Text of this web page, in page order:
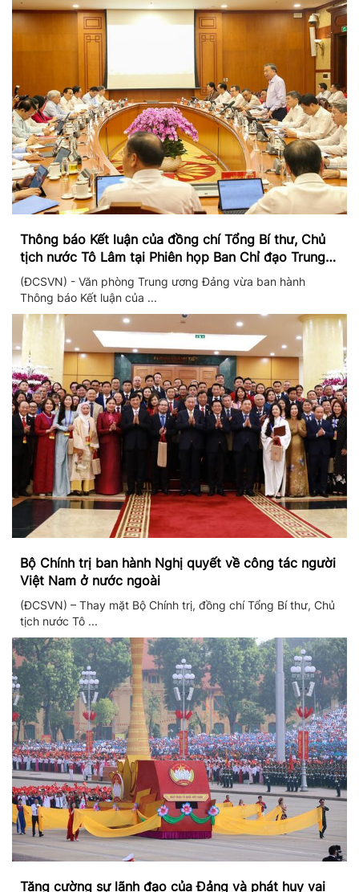
Thông báo Kết luận của đồng chí Tổng Bí thư, Chủ
tịch nước Tô Lâm tại Phiên họp Ban Chỉ đạo Trung
ương thực hiện Nghị quyết 57
(ĐCSVN) - Văn phòng Trung ương Đảng vừa ban hành
Thông báo Kết luận của ...
Bộ Chính trị ban hành Nghị quyết về công tác người
Việt Nam ở nước ngoài
(ĐCSVN) – Thay mặt Bộ Chính trị, đồng chí Tổng Bí thư, Chủ
tịch nước Tô ...
Tăng cường sự lãnh đạo của Đảng và phát huy vai